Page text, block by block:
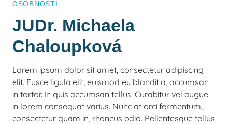
OSOBNOSTI
JUDr. Michaela
Chaloupková
Lorem ipsum dolor sit amet, consectetur adipiscing
elit. Fusce ligula elit, euismod eu blandit a, accumsan
in tortor. In quis accumsan tellus. Curabitur vel augue
in lorem consequat varius. Nunc at orci fermentum,
consectetur quam in, rhoncus odio. Pellentesque tellus